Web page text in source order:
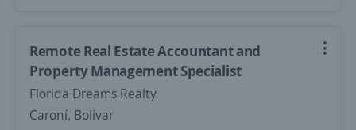
Remote Real Estate Accountant and
Property Management Specialist
Florida Dreams Realty
Caroní, Bolívar